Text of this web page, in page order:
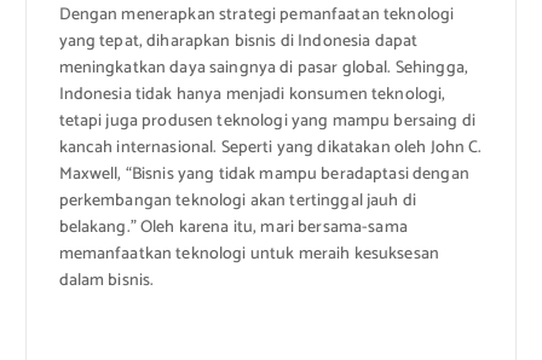
Dengan menerapkan strategi pemanfaatan teknologi
yang tepat, diharapkan bisnis di Indonesia dapat
meningkatkan daya saingnya di pasar global. Sehingga,
Indonesia tidak hanya menjadi konsumen teknologi,
tetapi juga produsen teknologi yang mampu bersaing di
kancah internasional. Seperti yang dikatakan oleh John C.
Maxwell, “Bisnis yang tidak mampu beradaptasi dengan
perkembangan teknologi akan tertinggal jauh di
belakang.” Oleh karena itu, mari bersama-sama
memanfaatkan teknologi untuk meraih kesuksesan
dalam bisnis.